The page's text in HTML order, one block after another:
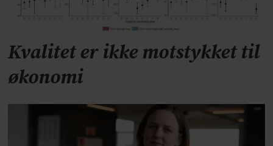
Kvalitet er ikke motstykket til
økonomi